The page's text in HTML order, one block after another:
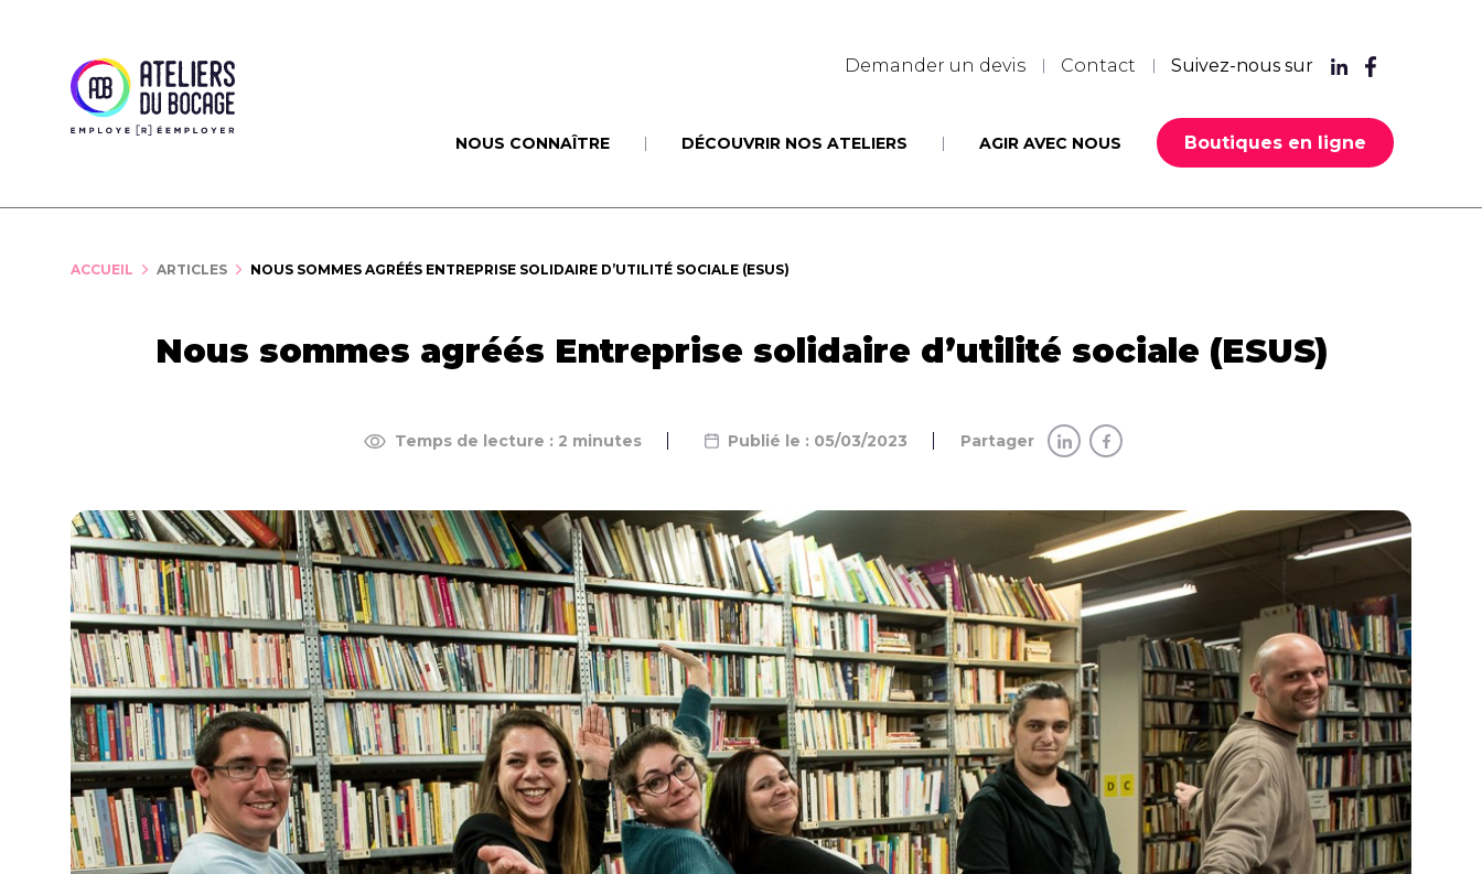
Demander un devis Contact Suivez-nous sur
NOUS CONNAÎTRE DÉCOUVRIR NOS ATELIERS AGIR AVEC NOUS Boutiques en ligne
ACCUEIL ARTICLES NOUS SOMMES AGRÉÉS ENTREPRISE SOLIDAIRE D’UTILITÉ SOCIALE (ESUS)
Nous sommes agréés Entreprise solidaire d’utilité sociale (ESUS)
Temps de lecture : 2 minutes Publié le : 05/03/2023 Partager